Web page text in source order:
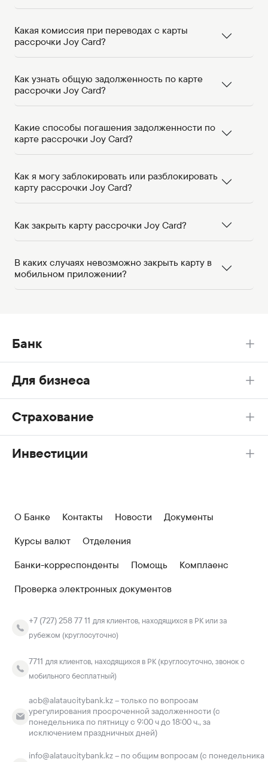
Какая комиссия при переводах с карты
рассрочки Joy Card?
Как узнать общую задолженность по карте
рассрочки Joy Card?
Какие способы погашения задолженности по
карте рассрочки Joy Card?
Как я могу заблокировать или разблокировать
карту рассрочки Joy Card?
Как закрыть карту рассрочки Joy Card?
В каких случаях невозможно закрыть карту в
мобильном приложении?
Банк
Для бизнеса
Страхование
Инвестиции
О Банке Контакты Новости
Документы
Курсы валют
Отделения
Банки-корреспонденты
Помощь
Комплаенс
Проверка электронных документов
+7 (727) 258 77 11 для клиентов, находящихся в РК или за
рубежом (круглосуточно)
7711 для клиентов, находящихся в РК (круглосуточно, звонок с
мобильного бесплатный)
acb@alataucitybank.kz – только по вопросам
урегулирования просроченной задолженности (с
понедельника по пятницу с 9:00 ч до 18:00 ч., за
исключением праздничных дней)
info@alataucitybank.kz – по общим вопросам (с понедельника